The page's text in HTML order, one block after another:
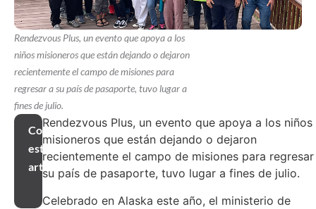
Rendezvous Plus, un evento que apoya a los
niños misioneros que están dejando o dejaron
recientemente el campo de misiones para
regresar a su país de pasaporte, tuvo lugar a
fines de julio.
Compartir
este
artículo
Rendezvous Plus, un evento que apoya a los niños
misioneros que están dejando o dejaron
recientemente el campo de misiones para
su país de pasaporte, tuvo lugar a fines de julio.
Celebrado en Alaska este año, el ministerio de